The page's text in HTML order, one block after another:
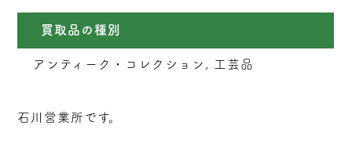
買取品の種別
アンティーク・コレクション, 工芸品
石川営業所です。